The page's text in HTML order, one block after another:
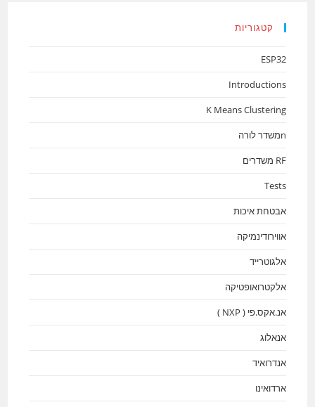
קטגוריות
ESP32
Introductions
K Means Clustering
nמשדר לורה
RF משדרים
Tests
אבטחת איכות
אווירודינמיקה
אלגוטרייד
אלקטרואופטיקה
אנ.אקס.פי ( NXP )
אנאלוג
אנדרואיד
ארדואינו